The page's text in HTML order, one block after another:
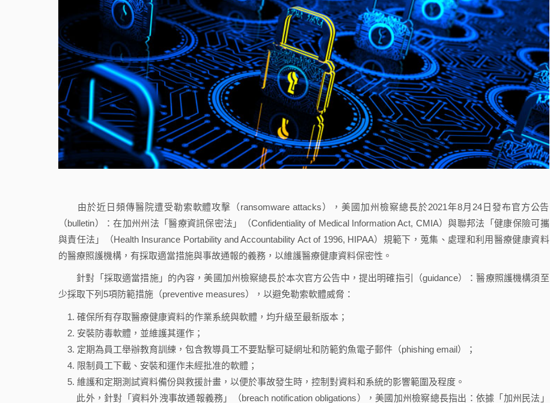
由於近日頻傳醫院遭受勒索軟體攻擊（ransomware attacks），美國加州檢察總長於2021年8月24日發布官方公告
（bulletin）：在加州州法「醫療資訊保密法」（Confidentiality of Medical Information Act, CMIA）與聯邦法「健康保險可攜
與責任法」（Health Insurance Portability and Accountability Act of 1996, HIPAA）規範下，蒐集、處理和利用醫療健康資料
的醫療照護機構，有採取適當措施與事故通報的義務，以維護醫療健康資料保密性。
針對「採取適當措施」的內容，美國加州檢察總長於本次官方公告中，提出明確指引（guidance）：醫療照護機構須至
少採取下列5項防範措施（preventive measures），以避免勒索軟體威脅：
確保所有存取醫療健康資料的作業系統與軟體，均升級至最新版本；
安裝防毒軟體，並維護其運作；
定期為員工舉辦教育訓練，包含教導員工不要點擊可疑網址和防範釣魚電子郵件（phishing email）；
限制員工下載、安裝和運作未經批准的軟體；
維護和定期測試資料備份與救援計畫，以便於事故發生時，控制對資料和系統的影響範圍及程度。
此外，針對「資料外洩事故通報義務」（breach notification obligations），美國加州檢察總長指出：依據「加州民法」